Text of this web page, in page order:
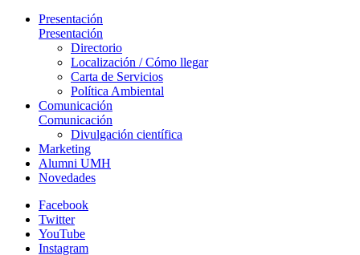
Presentación
Presentación
Directorio
Localización / Cómo llegar
Carta de Servicios
Política Ambiental
Comunicación
Comunicación
Divulgación científica
Marketing
Alumni UMH
Novedades
Facebook
Twitter
YouTube
Instagram